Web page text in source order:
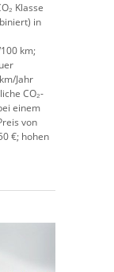
Klasse
in
km;
Jahr
CO₂-
einem
von
€; hohen